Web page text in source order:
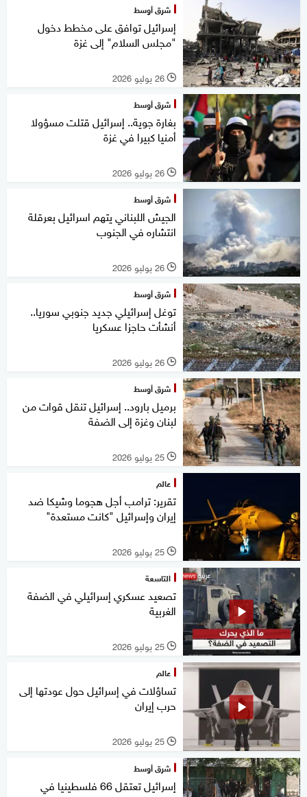
شرق أوسط
إسرائيل توافق على مخطط دخول
"مجلس السلام" إلى غزة
l 26 يوليو 2026
شرق أوسط
بغارة جوية.. إسرائيل قتلت مسؤولا
أمنيا كبيرا في غزة
l 26 يوليو 2026
شرق أوسط
الجيش اللبناني يتهم اسرائيل بعرقلة
انتشاره في الجنوب
l 26 يوليو 2026
شرق أوسط
توغل إسرائيلي جديد جنوبي سوريا..
أنشأت حاجزا عسكريا
l 26 يوليو 2026
شرق أوسط
برميل بارود.. إسرائيل تنقل قوات من
لبنان وغزة إلى الضفة
l 25 يوليو 2026
عالم
تقرير: ترامب أجل هجوما وشيكا ضد
إيران وإسرائيل "كانت مستعدة"
l 25 يوليو 2026
التاسعة
تصعيد عسكري إسرائيلي في الضفة
الغربية
l 25 يوليو 2026
عالم
تساؤلات في إسرائيل حول عودتها إلى
حرب إيران
l 25 يوليو 2026
شرق أوسط
إسرائيل تعتقل 66 فلسطينيا في